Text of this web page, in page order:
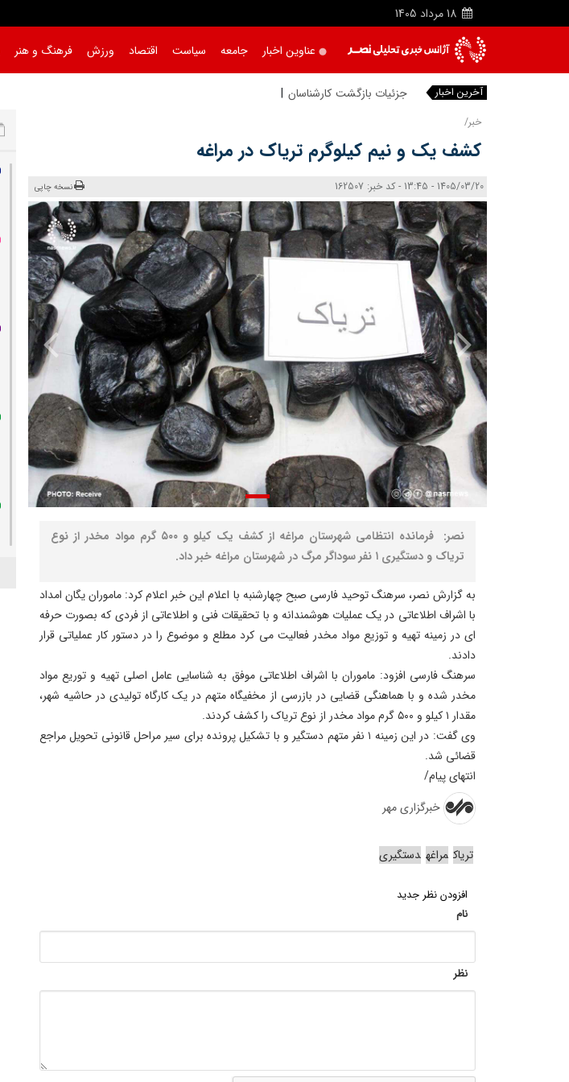
18 مرداد 1405
عناوین اخبار جامعه سیاست اقتصاد ورزش فرهنگ و هنر
آخرین اخبار جزئیات بازگشت کارشناسان روس به نی
خبر/
کشف یک و نیم کیلوگرم تریاک در مراغه
1405/03/20 - 13:45 - کد خبر: 162507 نسخه چاپی
نصر: فرمانده انتظامی شهرستان مراغه از کشف یک کیلو و ۵۰۰ گرم مواد مخدر از نوع
تریاک و دستگیری ۱ نفر سوداگر مرگ در شهرستان مراغه خبر داد.
به گزارش نصر، سرهنگ توحید فارسی صبح چهارشنبه با اعلام این خبر اعلام کرد: ماموران یگان امداد
با اشراف اطلاعاتی در یک عملیات هوشمندانه و با تحقیقات فنی و اطلاعاتی از فردی که بصورت حرفه
ای در زمینه تهیه و توزیع مواد مخدر فعالیت می کرد مطلع و موضوع را در دستور کار عملیاتی قرار
دادند.
سرهنگ فارسی افزود: ماموران با اشراف اطلاعاتی موفق به شناسایی عامل اصلی تهیه و توریع مواد
مخدر شده و با هماهنگی قضایی در بازرسی از مخفیگاه متهم در یک کارگاه تولیدی در حاشیه شهر،
مقدار ۱ کیلو و ۵۰۰ گرم مواد مخدر از نوع تریاک را کشف کردند.
وی گفت: در این زمینه ۱ نفر متهم دستگیر و با تشکیل پرونده برای سیر مراحل قانونی تحویل مراجع
قضائی شد.
انتهای پیام/
خبرگزاری مهر
تریاک مراغه دستگیری
افزودن نظر جدید
نام
نظر